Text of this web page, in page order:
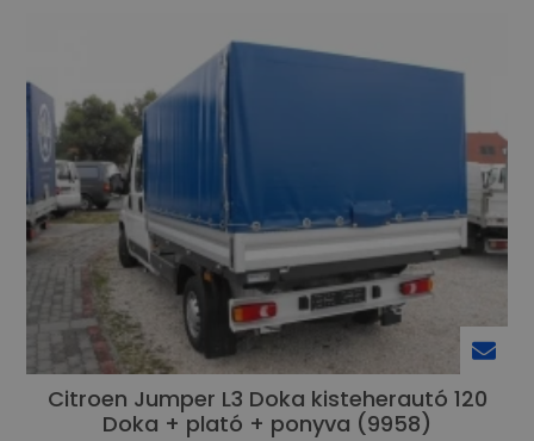
Citroen Jumper L3 Doka kisteherautó 120
Doka + plató + ponyva (9958)